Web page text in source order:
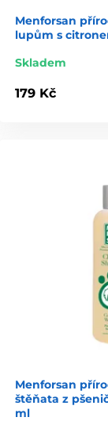
Menforsan
lupům s
Skladem
179 Kč
Menforsan
štěňata z
ml